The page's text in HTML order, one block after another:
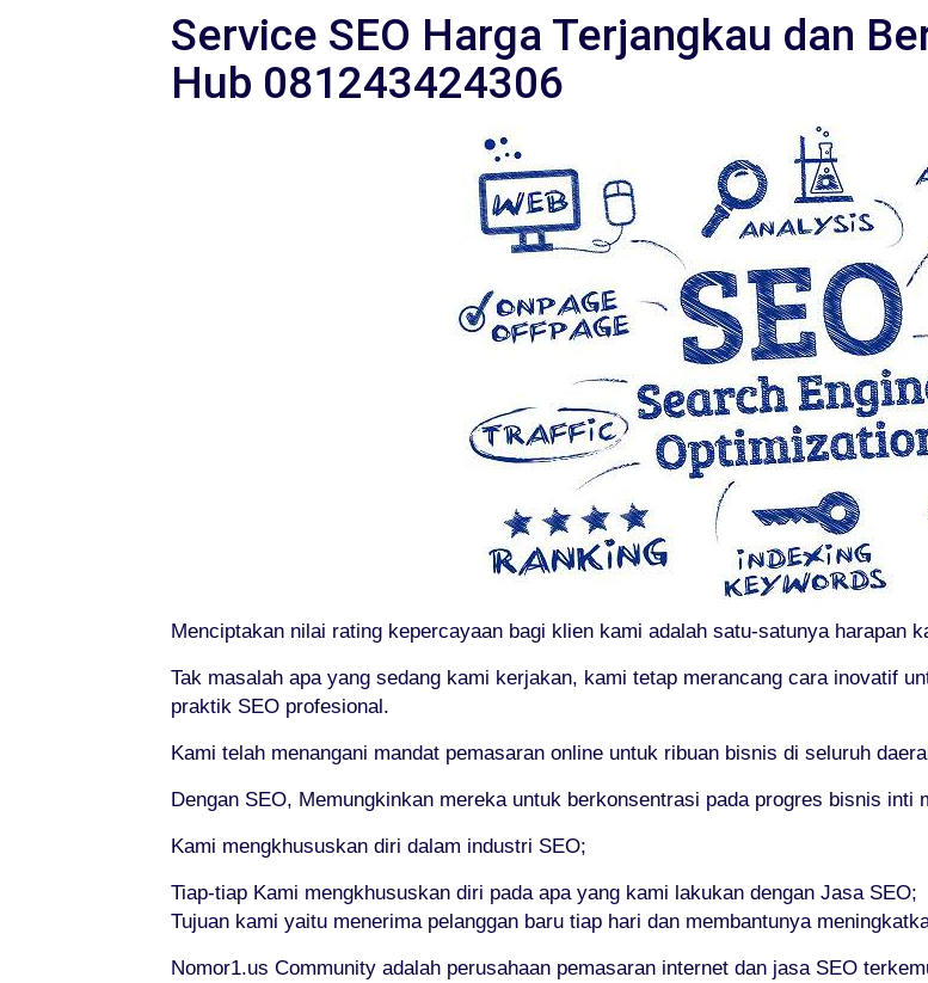
Service SEO Harga Terjangkau dan
Hub 081243424306
Menciptakan nilai rating kepercayaan bagi klien kami adalah satu-satunya harapan
Tak masalah apa yang sedang kami kerjakan, kami tetap merancang cara inovatif
praktik SEO profesional.
Kami telah menangani mandat pemasaran online untuk ribuan bisnis di seluruh
Dengan SEO, Memungkinkan mereka untuk berkonsentrasi pada progres bisnis inti
Kami mengkhususkan diri dalam industri SEO;
Tiap-tiap Kami mengkhususkan diri pada apa yang kami lakukan dengan Jasa SEO;
Tujuan kami yaitu menerima pelanggan baru tiap hari dan membantunya
Nomor1.us Community adalah perusahaan pemasaran internet dan jasa SEO